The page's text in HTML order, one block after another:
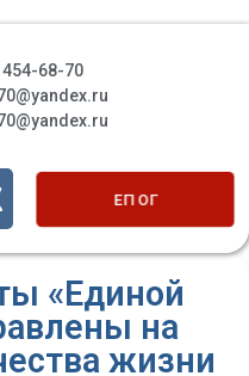
454-68-70
ЕП ОГ
«Единой
на
жизни